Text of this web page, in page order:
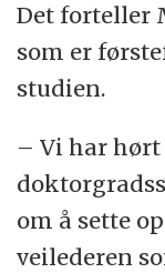
er gjort
andre
Lever man
stå som
Det forteller
som er
studien.
– Vi har
om å sette
veilederen